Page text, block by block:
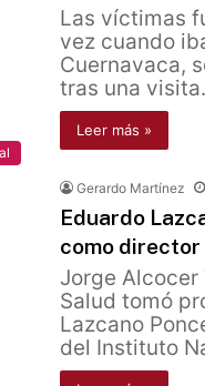
Las víctimas
vez cuando
Cuernavaca,
tras una
Leer más »
Gerardo Martínez
Eduardo
como director
Jorge Alcocer
Salud tomó
Lazcano
del Instituto